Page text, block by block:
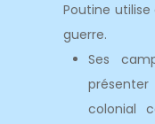
Poutine
guerre.
Ses
colonial